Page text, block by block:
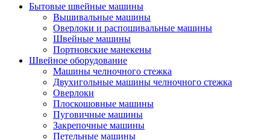
Бытовые швейные машины
Вышивальные машины
Оверлоки и распошивальные машины
Швейные машины
Портновские манекены
Швейное оборудование
Машины челночного стежка
Двухигольные машины челночного стежка
Оверлоки
Плоскошовные машины
Пуговичные машины
Закрепочные машины
Петельные машины